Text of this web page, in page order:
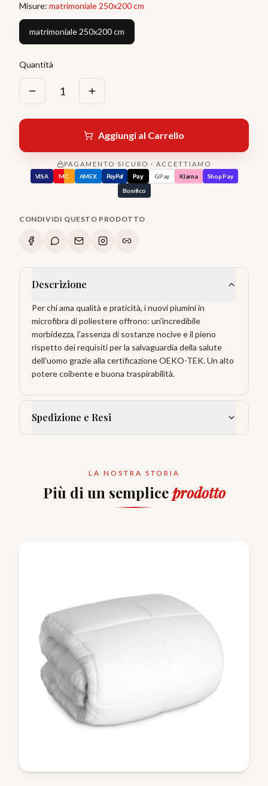
Misure: matrimoniale 250x200 cm
matrimoniale 250x200 cm
Quantità
1
Aggiungi al Carrello
PAGAMENTO SICURO · ACCETTIAMO
VISA MC AMEX PayPal Pay GPay Klarna
Shop Pay
Bonifico
CONDIVIDI QUESTO PRODOTTO
Descrizione
Per chi ama qualità e praticità, i nuovi piumini in
microfibra di poliestere offrono: un'incredibile
morbidezza, l'assenza di sostanze nocive e il pieno
rispetto dei requisiti per la salvaguardia della salute
dell'uomo grazie alla certificazione OEKO-TEK. Un alto
potere coibente e buona traspirabilità.
Spedizione e Resi
LA NOSTRA STORIA
Più di un sempliceprodotto